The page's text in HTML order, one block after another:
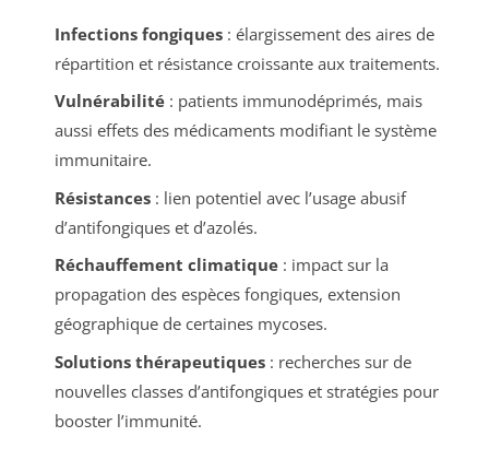
Infections fongiques: élargissement des aires de
répartition et résistance croissante aux traitements.
Vulnérabilité: patients immunodéprimés, mais
aussi effets des médicaments modifiant le système
immunitaire.
Résistances: lien potentiel avec l’usage abusif
d’antifongiques et d’azolés.
Réchauffement climatique: impact sur la
propagation des espèces fongiques, extension
géographique de certaines mycoses.
Solutions thérapeutiques: recherches sur de
nouvelles classes d’antifongiques et stratégies pour
booster l’immunité.